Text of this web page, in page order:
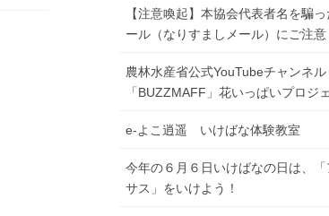
【注意喚起】本協会代表者名を騙っ
ール（なりすましメール）にご注
農林水産省公式YouTubeチャンネル
「BUZZMAFF」花いっぱいプロジ
e-よこ逍遥 いけばな体験教室
今年の６月６日いけばなの日は、「
サス」をいけよう！